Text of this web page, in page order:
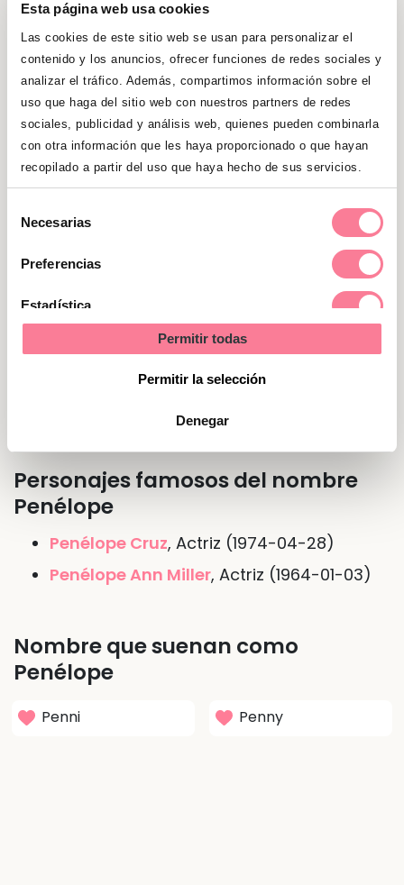
Esta página web usa cookies
Las cookies de este sitio web se usan para personalizar el
contenido y los anuncios, ofrecer funciones de redes sociales y
analizar el tráfico. Además, compartimos información sobre el
uso que haga del sitio web con nuestros partners de redes
sociales, publicidad y análisis web, quienes pueden combinarla
con otra información que les haya proporcionado o que hayan
recopilado a partir del uso que haya hecho de sus servicios.
Necesarias
Preferencias
Estadística
Permitir todas
Permitir la selección
Denegar
Significado de "Penélope"
Son algo tímidas por lo que prefieren estar en
un segundo plano y observar más que hablar.
Precisamente, ese es uno de sus rasgos
principales, la serenidad y observarlo todo
con minuciosidad y con calma, sacando
buenas amigas, muy generosas, no dudan en
acudir rápidamente cuando alguien acude a
Nombre de Penélope en otras
lenguas o idiomas
Personajes famosos del nombre
Penélope
Penélope Cruz, Actriz (1974-04-28)
Penélope Ann Miller, Actriz (1964-01-03)
Nombre que suenan como
Penélope
Penni Penny